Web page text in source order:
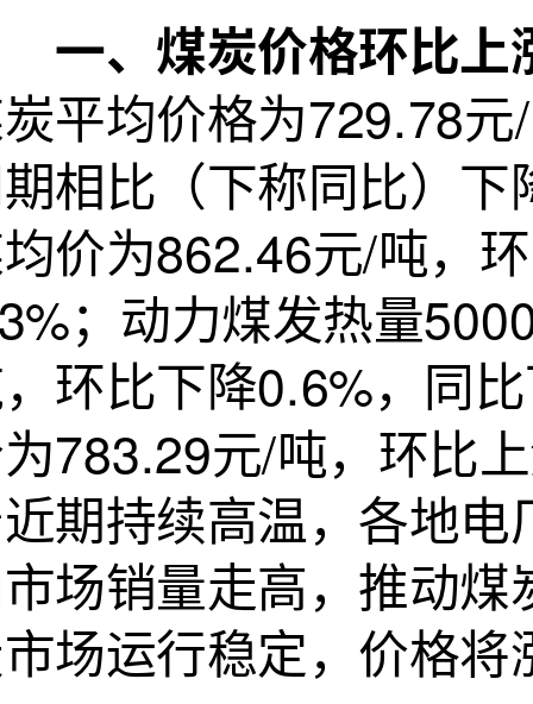
煤炭价格环比上
平均价格为729.78
相比（下称同比）
价为862.46元/吨，
；动力煤发热量
环比下降0.6%，同
783.29元/吨，环比
期持续高温，各地
场销量走高，推动
场运行稳定，价格将